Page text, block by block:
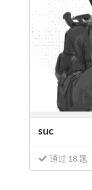
suc
通过 18 题